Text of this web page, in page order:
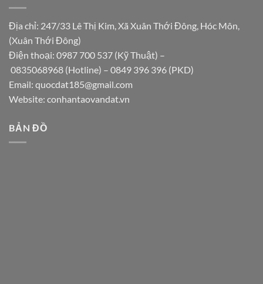
Địa chỉ: 247/33 Lê Thị Kim, Xã Xuân Thới Đông, Hóc Môn,
(Xuân Thới Đông)
Điện thoại: 0987 700 537 (Kỹ Thuật) –
0835068968 (Hotline) – 0849 396 396 (PKD)
Email: quocdat185@gmail.com
Website: conhantaovandat.vn
BẢN ĐỒ